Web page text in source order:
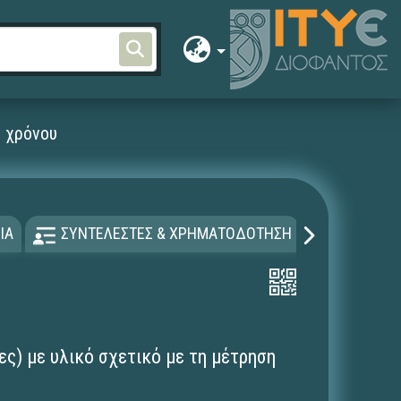
χρόνου
ΣΥΝΤΕΛΕΣΤΕΣ & ΧΡΗΜΑΤΟΔΟΤΗΣΗ
με υλικό σχετικό με τη μέτρηση